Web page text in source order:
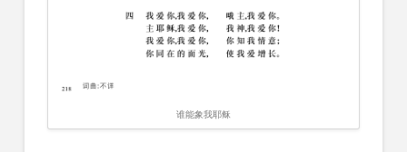
谁能象我耶稣